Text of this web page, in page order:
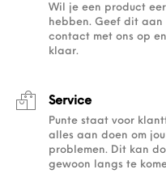
Wil je een product
hebben. Geef dit
contact met ons op
klaar.
Service
Punte staat voor
alles aan doen om
problemen. Dit kan
gewoon langs te